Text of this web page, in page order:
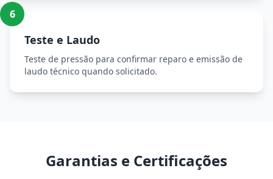
6
Teste e Laudo
Teste de pressão para confirmar reparo e emissão de
laudo técnico quando solicitado.
Garantias e Certificações